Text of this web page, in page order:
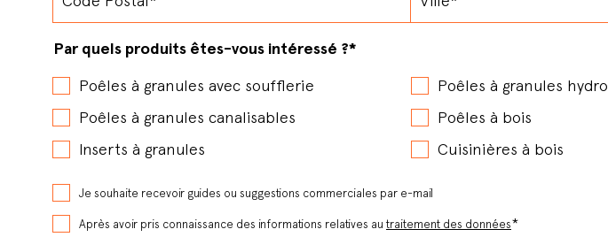
Par quels produits êtes-vous intéressé ?*
Poêles à granules avec soufflerie
Poêles à granules hydro
Poêles à granules canalisables
Poêles à bois
Inserts à granules
Cuisinières à bois
Je souhaite recevoir guides ou suggestions commerciales par e-mail
Après avoir pris connaissance des informations relatives au traitement des données*